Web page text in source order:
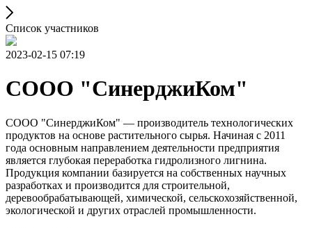
Список участников
2023-02-15 07:19
СООО "СинерджиКом"
СООО "СинерджиКом" — производитель технологических
продуктов на основе растительного сырья. Начиная с 2011
года основным направлением деятельности предприятия
является глубокая переработка гидролизного лигнина.
Продукция компании базируется на собственных научных
разработках и производится для строительной,
деревообрабатывающей, химической, сельскохозяйственной,
экологической и других отраслей промышленности.